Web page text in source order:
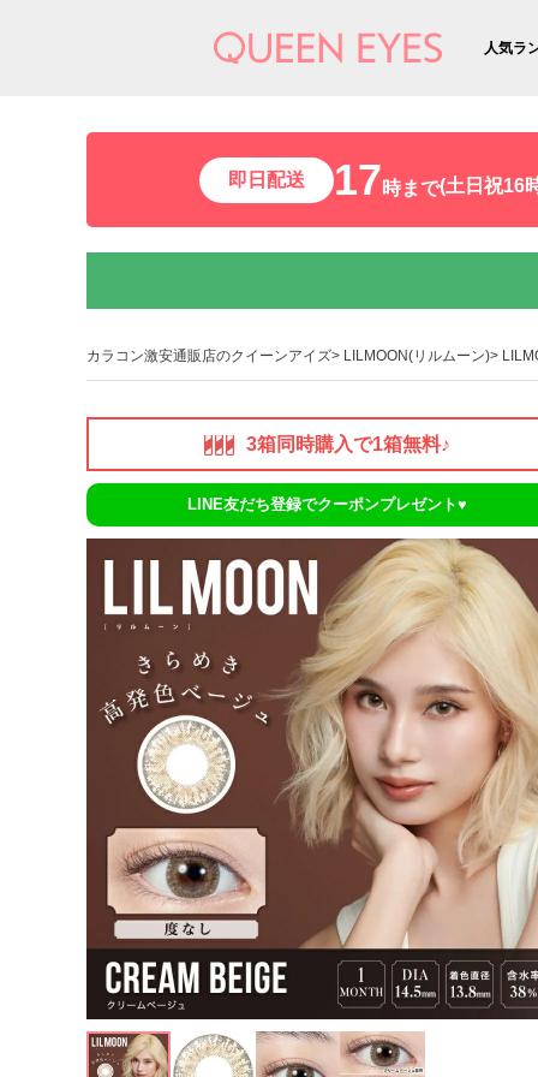
人気ラ
即日配送 17時まで(土日祝16
カラコン激安通販店のクイーンアイズ LILMOON(リルムーン)
3箱同時購入で1箱無料♪
LINE友だち登録でクーポンプレゼント♥